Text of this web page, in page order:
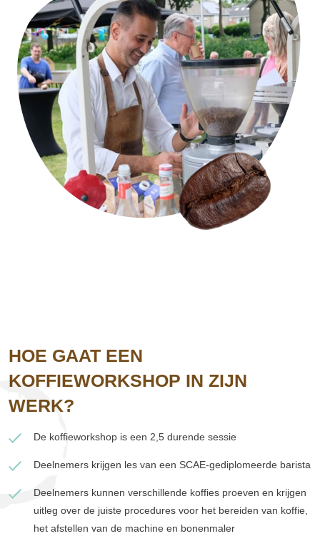
HOE GAAT EEN
KOFFIEWORKSHOP IN ZIJN
WERK?
De koffieworkshop is een 2,5 durende sessie
Deelnemers krijgen les van een SCAE-gediplomeerde barista
Deelnemers kunnen verschillende koffies proeven en krijgen
uitleg over de juiste procedures voor het bereiden van koffie,
het afstellen van de machine en bonenmaler